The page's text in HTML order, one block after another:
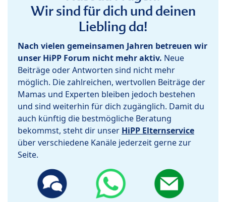
Wir sind für dich und deinen
Liebling da!
Nach vielen gemeinsamen Jahren betreuen wir
unser HiPP Forum nicht mehr aktiv. Neue
Beiträge oder Antworten sind nicht mehr
möglich. Die zahlreichen, wertvollen Beiträge der
Mamas und Experten bleiben jedoch bestehen
und sind weiterhin für dich zugänglich. Damit du
auch künftig die bestmögliche Beratung
bekommst, steht dir unser HiPP Elternservice
über verschiedene Kanäle jederzeit gerne zur
Seite.